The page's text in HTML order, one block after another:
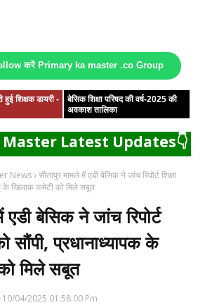
करें Primary ka master .co Group
शिक्षक डायरी -
बेसिक शिक्षा परिषद की वर्ष-2025 की
अवकाश तालिका
Master Latest Updates👇
News सीतापुर मामले में एडी बेसिक ने जांच रिपोर्ट शिक्षा
के खिलाफ कमेटी को मिले सबूत
बेसिक ने जांच रिपोर्ट
सौंपी, प्रधानाध्यापक के
मिले सबूत
10/04/2025 01:58:00 Pm